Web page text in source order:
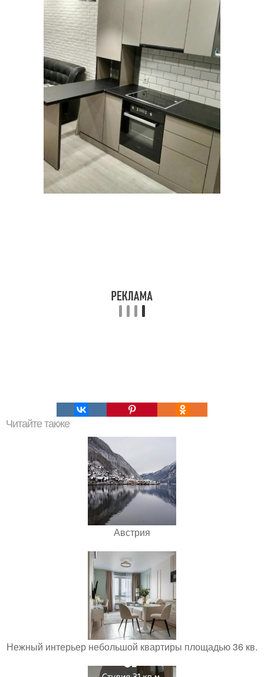
Читайте также
Австрия
Нежный интерьер небольшой квартиры площадью 36 кв.